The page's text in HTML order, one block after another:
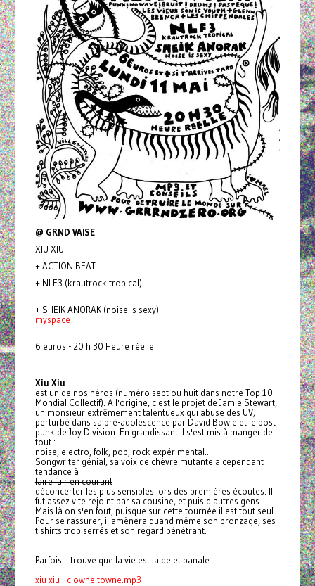
@ GRND VAISE
XIU XIU
+ ACTION BEAT
+ NLF3 (krautrock tropical)
+ SHEIK ANORAK (noise is sexy)
myspace
6 euros - 20 h 30 Heure réelle
Xiu Xiu
est un de nos héros (numéro sept ou huit dans notre Top 10
Mondial Collectif). A l'origine, c'est le projet de Jamie Stewart,
un monsieur extrêmement talentueux qui abuse des UV,
perturbé dans sa pré-adolescence par David Bowie et le post
punk de Joy Division. En grandissant il s'est mis à manger de
tout :
noise, electro, folk, pop, rock expérimental...
Songwriter génial, sa voix de chèvre mutante a cependant
tendance à
faire fuir en courant
déconcerter les plus sensibles lors des premières écoutes. Il
fut assez vite rejoint par sa cousine, et puis d'autres gens.
Mais là on s'en fout, puisque sur cette tournée il est tout seul.
Pour se rassurer, il amènera quand même son bronzage, ses
t shirts trop serrés et son regard pénétrant.
Parfois il trouve que la vie est laide et banale :
xiu xiu - clowne towne.mp3